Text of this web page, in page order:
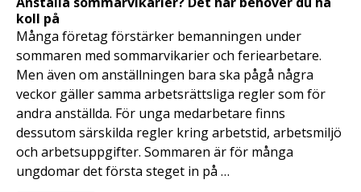
koll på
Många företag förstärker bemanningen under
sommaren med sommarvikarier och feriearbetare.
Men även om anställningen bara ska pågå några
veckor gäller samma arbetsrättsliga regler som för
andra anställda. För unga medarbetare finns
dessutom särskilda regler kring arbetstid, arbetsmiljö
och arbetsuppgifter. Sommaren är för många
ungdomar det första steget in på …